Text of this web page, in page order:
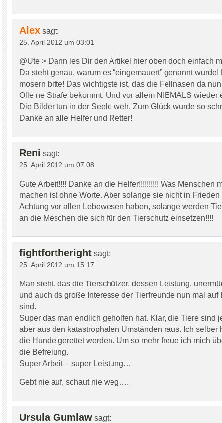
Alex sagt:
25. April 2012 um 03:01
@Ute > Dann les Dir den Artikel hier oben doch einfach
Da steht genau, warum es “eingemauert” genannt
mosern bitte! Das wichtigste ist, das die Fellnasen da
Olle ne Strafe bekommt. Und vor allem NIEMALS wieder
Die Bilder tun in der Seele weh. Zum Glück wurde so
Danke an alle Helfer und Retter!
Reni sagt:
25. April 2012 um 07:08
Gute Arbeit!!!! Danke an die Helfer!!!!!!!!!! Was Menschen
machen ist ohne Worte. Aber solange sie nicht in
Achtung vor allen Lebewesen haben, solange werden
an die Meschen die sich für den Tierschutz einsetzen!!!!
fightfortheright sagt:
25. April 2012 um 15:17
Man sieht, das die Tierschützer, dessen Leistung,
und auch ds große Interesse der Tierfreunde nun mal auf
sind.
Super das man endlich geholfen hat. Klar, die Tiere sind
aber aus den katastrophalen Umständen raus. Ich selber
die Hunde gerettet werden. Um so mehr freue ich mich
die Befreiung.
Super Arbeit – super Leistung…
Gebt nie auf, schaut nie weg….
Ursula Gumlaw sagt: